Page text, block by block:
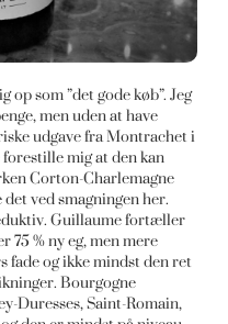
som ”det gode køb”. Jeg
men uden at have
udgave fra Montrachet i
forestille mig at den kan
Corton-Charlemagne
ved smagningen her.
Guillaume fortæller
75 % ny eg, men mere
og ikke mindst den ret
Bourgogne
Duresses, Saint-Romain,